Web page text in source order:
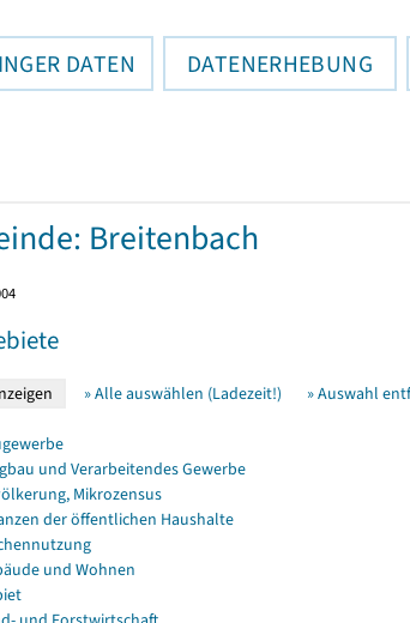
DATEN DATENERHEBUNG
Breitenbach
» Alle auswählen (Ladezeit!) » Auswahl
und Verarbeitendes Gewerbe
Mikrozensus
der öffentlichen Haushalte
und Wohnen